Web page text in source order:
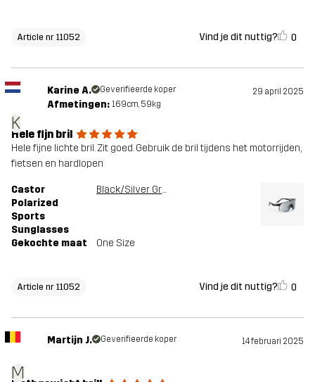
Article nr 11052 Vind je dit nuttig? 0
K
Karine A. Geverifieerde koper 29 april 2025
Afmetingen: 169cm, 59kg
Hele fijn bril
Hele fijne lichte bril. Zit goed. Gebruik de bril tijdens het motorrijden,
fietsen en hardlopen
Castor
Polarized
Sports
Sunglasses
Black/Silver Grey
Gekochte maat One Size
Article nr 11052 Vind je dit nuttig? 0
M
Martijn J. Geverifieerde koper 14 februari 2025